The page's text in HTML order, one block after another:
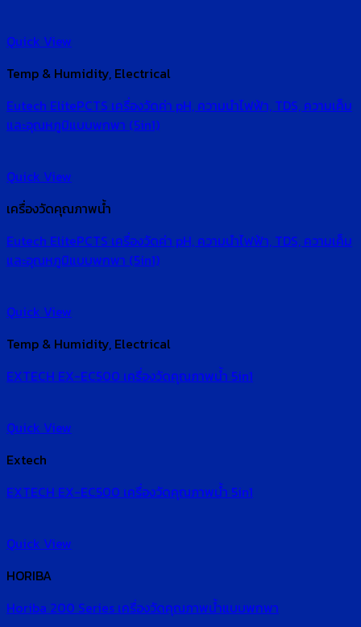
Quick View
Temp & Humidity, Electrical
Eutech ElitePCTS เครื่องวัดค่า pH, ความนำไฟฟ้า, TDS, ความเค็ม
และอุณหภูมิแบบพกพา (5in1)
Quick View
เครื่องวัดคุณภาพน้ำ
Eutech ElitePCTS เครื่องวัดค่า pH, ความนำไฟฟ้า, TDS, ความเค็ม
และอุณหภูมิแบบพกพา (5in1)
Quick View
Temp & Humidity, Electrical
EXTECH EX-EC500 เครื่องวัดคุณภาพน้ำ 5in1
Quick View
Extech
EXTECH EX-EC500 เครื่องวัดคุณภาพน้ำ 5in1
Quick View
HORIBA
Horiba 200 Series เครื่องวัดคุณภาพน้ำแบบพกพา